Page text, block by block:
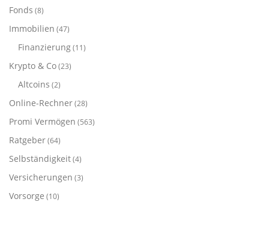
Fonds (8)
Immobilien (47)
Finanzierung(11)
Krypto & Co(23)
Altcoins (2)
Online-Rechner(28)
Promi Vermögen (563)
Ratgeber(64)
Selbständigkeit(4)
Versicherungen (3)
Vorsorge (10)